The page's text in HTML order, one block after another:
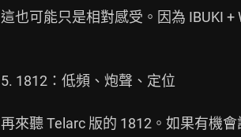
這也可能只是相對感受。因為 IBUKI
5. 1812：低頻、炮聲、定位
再來聽 Telarc 版的 1812。如果有機